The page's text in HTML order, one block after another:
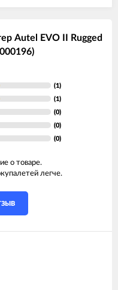
Autel EVO II Rugged
(1)
(1)
(0)
(0)
(0)
о товаре.
легче.